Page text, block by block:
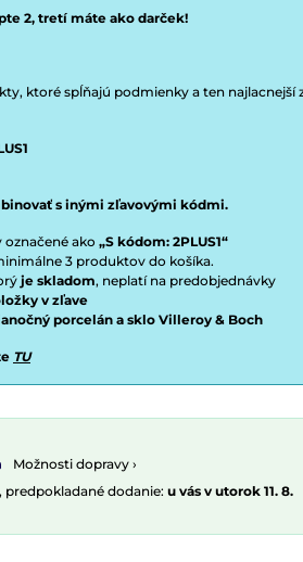
2, tretí máte ako darček!
ktoré spĺňajú podmienky a ten najlacnejší
s inými zľavovými kódmi.
ako „S kódom: 2PLUS1“
3 produktov do košíka.
je skladom, neplatí na predobjednávky
v zľave
porcelán a sklo Villeroy & Boch
TU
Možnosti dopravy ›
predpokladané dodanie: u vás v utorok 11. 8.